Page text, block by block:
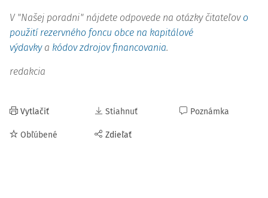
V "Našej poradni" nájdete odpovede na otázky čitateľov o
použití rezervného foncu obce na kapitálové
výdavky a kódov zdrojov financovania.
redakcia
Vytlačiť
Obľúbené
Stiahnuť
Zdieľať
Poznámka